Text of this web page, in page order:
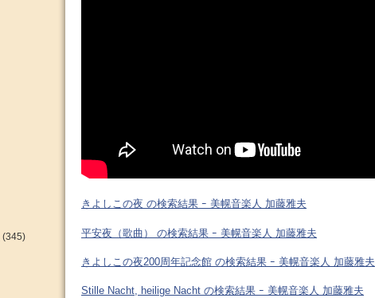
きよしこの夜 の検索結果 ｰ 美幌音楽人 加藤雅夫
平安夜（歌曲） の検索結果 ｰ 美幌音楽人 加藤雅夫
きよしこの夜200周年記念館 の検索結果 ｰ 美幌音楽人 加藤雅夫
Stille Nacht, heilige Nacht の検索結果 ｰ 美幌音楽人 加藤雅夫
(345)